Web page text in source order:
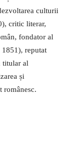
culturii
critic literar,
fondator al
1851), reputat
titular al
și
românesc.